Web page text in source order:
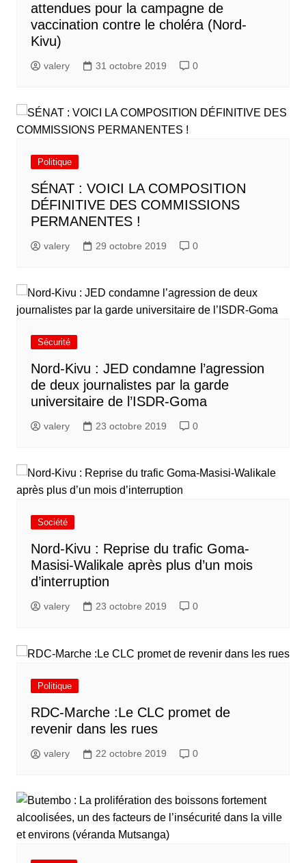
attendues pour la campagne de
vaccination contre le choléra (Nord-
Kivu)
valery 31 octobre 2019 0
Politique
SÉNAT : VOICI LA COMPOSITION
DÉFINITIVE DES COMMISSIONS
PERMANENTES !
valery 29 octobre 2019 0
Sécurité
Nord-Kivu : JED condamne l’agression
de deux journalistes par la garde
universitaire de l’ISDR-Goma
valery 23 octobre 2019 0
Société
Nord-Kivu : Reprise du trafic Goma-
Masisi-Walikale après plus d’un mois
d’interruption
valery 23 octobre 2019 0
Politique
RDC-Marche :Le CLC promet de
revenir dans les rues
valery 22 octobre 2019 0